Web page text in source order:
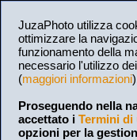
JuzaPhoto utilizza
ottimizzare la
funzionamento della
necessario l'utilizzo
(maggiori informazioni
Proseguendo nella
accettato i Termini di
opzioni per la